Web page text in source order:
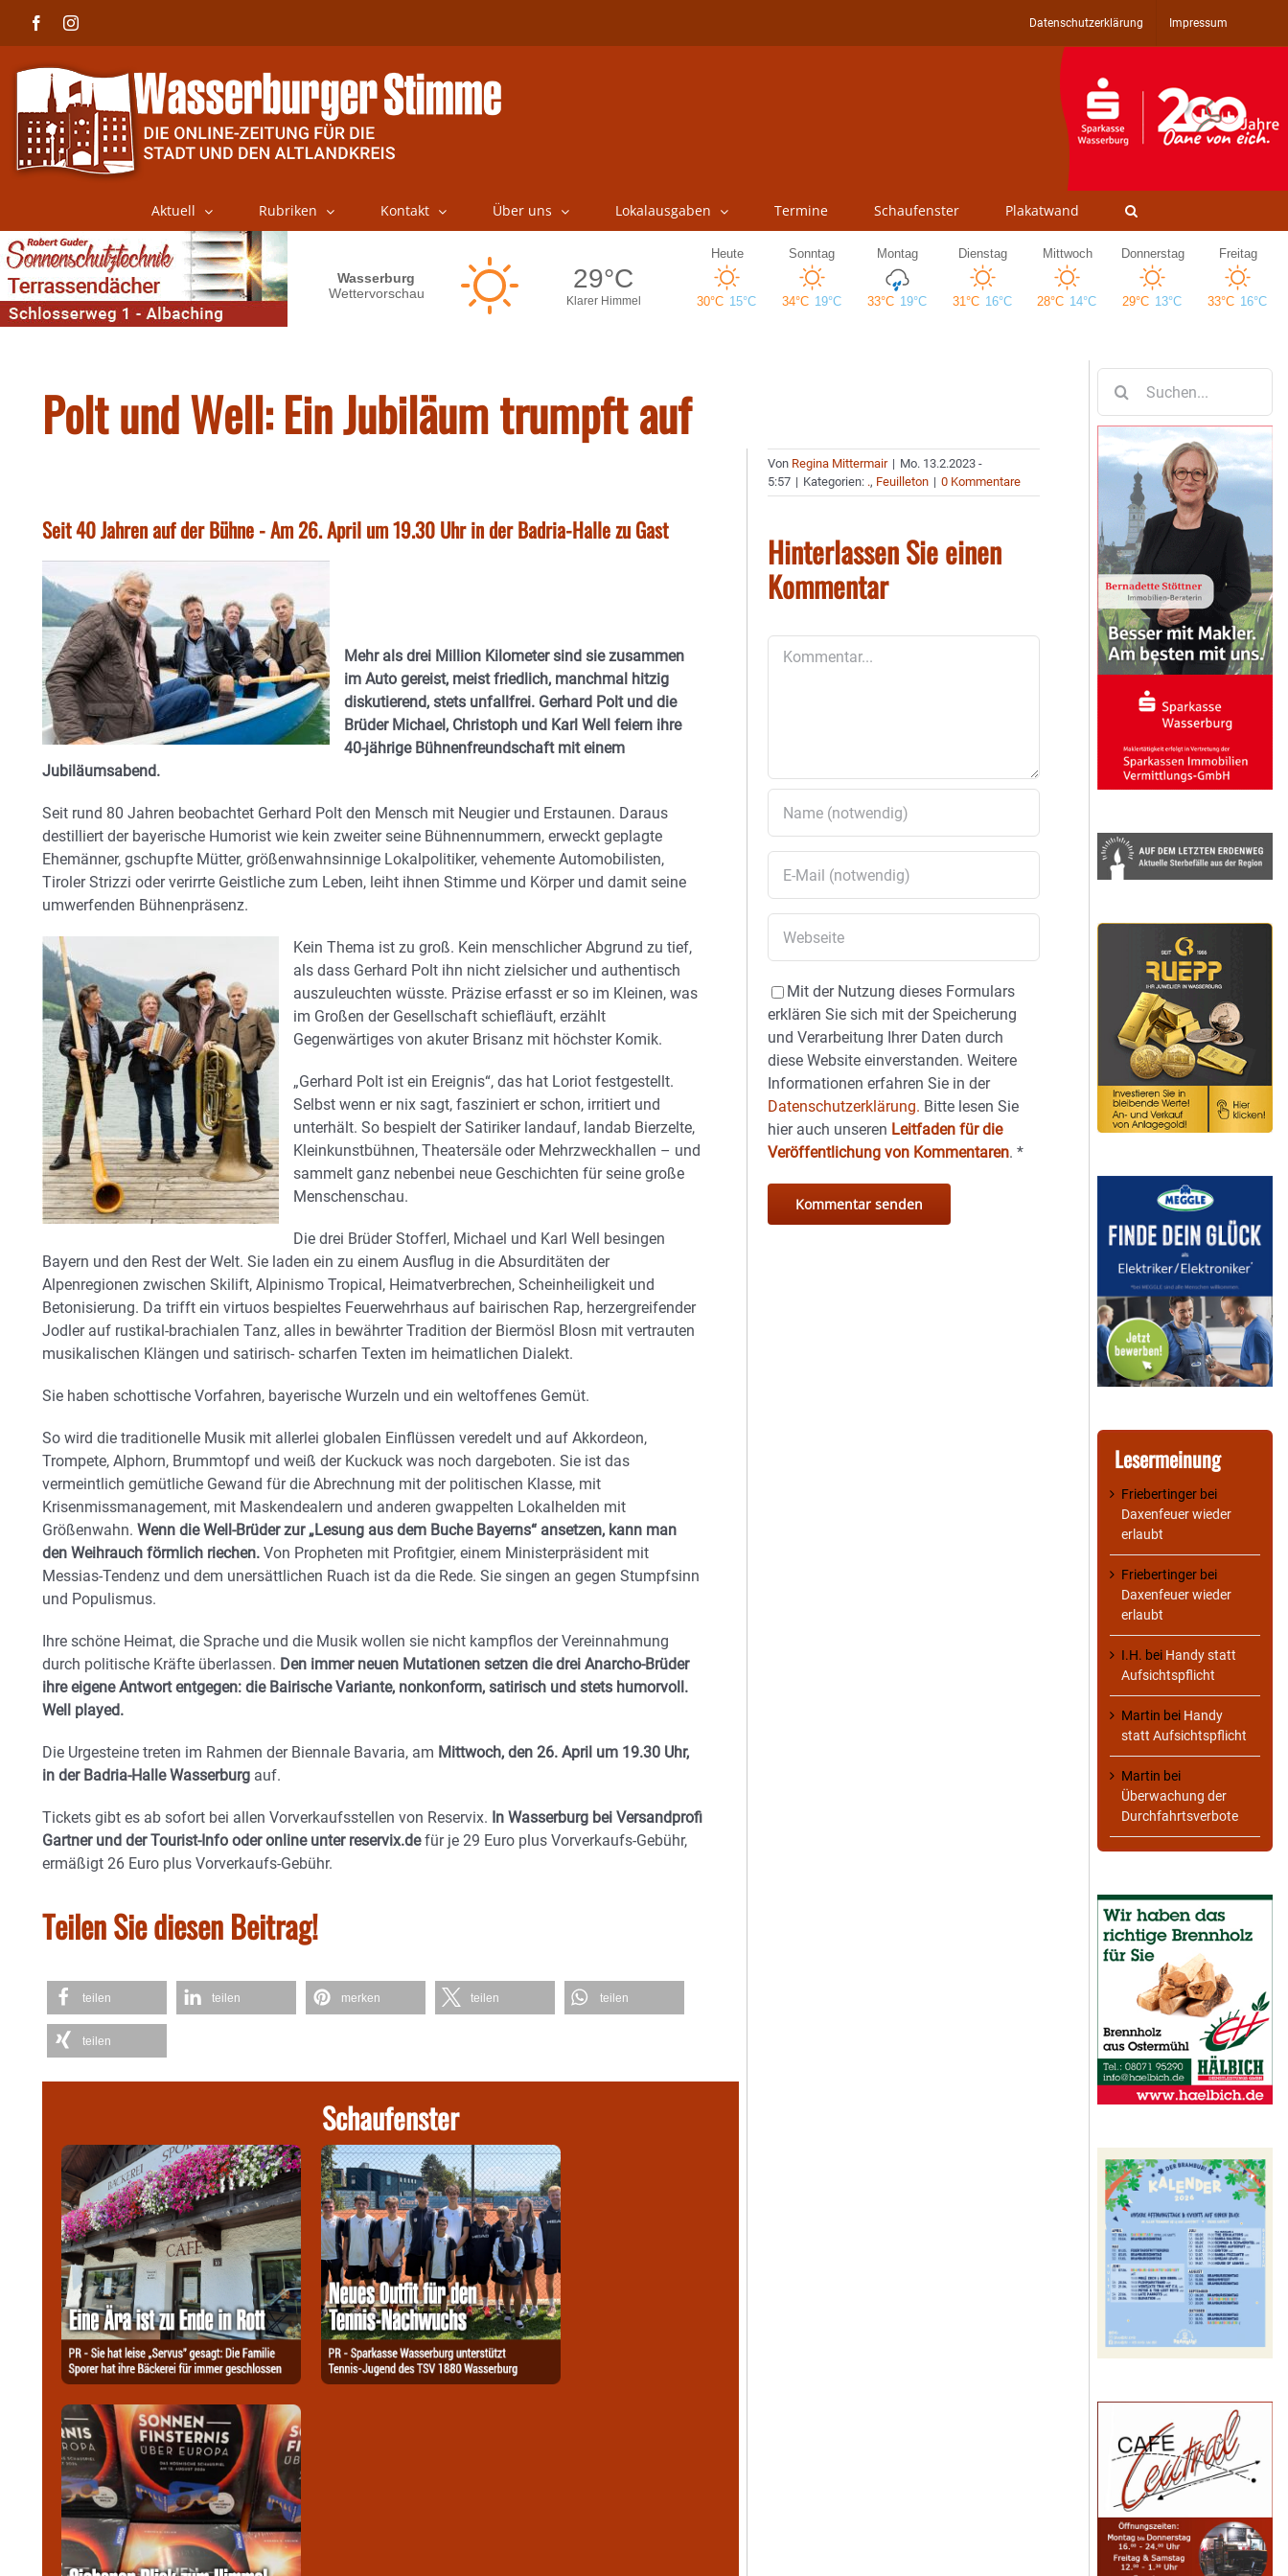
FacebookInstagram Datenschutzerklärung Impressum
Aktuell Rubriken Kontakt Über uns Lokalausgaben Termine Schaufenster Plakatwand
Polt und Well: Ein Jubiläum trumpft auf
Seit 40 Jahren auf der Bühne - Am 26. April um 19.30 Uhr in der Badria-Halle zu Gast
Mehr als drei Million Kilometer sind sie zusammen
im Auto gereist, meist friedlich, manchmal hitzig
diskutierend, stets unfallfrei. Gerhard Polt und die
Brüder Michael, Christoph und Karl Well feiern ihre
40-jährige Bühnenfreundschaft mit einem
Jubiläumsabend.
Seit rund 80 Jahren beobachtet Gerhard Polt den Mensch mit Neugier und Erstaunen. Daraus
destilliert der bayerische Humorist wie kein zweiter seine Bühnennummern, erweckt geplagte
Ehemänner, gschupfte Mütter, größenwahnsinnige Lokalpolitiker, vehemente Automobilisten,
Tiroler Strizzi oder verirrte Geistliche zum Leben, leiht ihnen Stimme und Körper und damit seine
umwerfenden Bühnenpräsenz.
Kein Thema ist zu groß. Kein menschlicher Abgrund zu tief,
als dass Gerhard Polt ihn nicht zielsicher und authentisch
auszuleuchten wüsste. Präzise erfasst er so im Kleinen, was
im Großen der Gesellschaft schiefläuft, erzählt
Gegenwärtiges von akuter Brisanz mit höchster Komik.
„Gerhard Polt ist ein Ereignis“, das hat Loriot festgestellt.
Selbst wenn er nix sagt, fasziniert er schon, irritiert und
unterhält. So bespielt der Satiriker landauf, landab Bierzelte,
Kleinkunstbühnen, Theatersäle oder Mehrzweckhallen – und
sammelt ganz nebenbei neue Geschichten für seine große
Menschenschau.
Die drei Brüder Stofferl, Michael und Karl Well besingen
Bayern und den Rest der Welt. Sie laden ein zu einem Ausflug in die Absurditäten der
Alpenregionen zwischen Skilift, Alpinismo Tropical, Heimatverbrechen, Scheinheiligkeit und
Betonisierung. Da trifft ein virtuos bespieltes Feuerwehrhaus auf bairischen Rap, herzergreifender
Jodler auf rustikal-brachialen Tanz, alles in bewährter Tradition der Biermösl Blosn mit vertrauten
musikalischen Klängen und satirisch- scharfen Texten im heimatlichen Dialekt.
Sie haben schottische Vorfahren, bayerische Wurzeln und ein weltoffenes Gemüt.
So wird die traditionelle Musik mit allerlei globalen Einflüssen veredelt und auf Akkordeon,
Trompete, Alphorn, Brummtopf und weiß der Kuckuck was noch dargeboten. Sie ist das
vermeintlich gemütliche Gewand für die Abrechnung mit der politischen Klasse, mit
Krisenmissmanagement, mit Maskendealern und anderen gwappelten Lokalhelden mit
Größenwahn. Wenn die Well-Brüder zur „Lesung aus dem Buche Bayerns“ ansetzen, kann man
den Weihrauch förmlich riechen. Von Propheten mit Profitgier, einem Ministerpräsident mit
Messias-Tendenz und dem unersättlichen Ruach ist da die Rede. Sie singen an gegen Stumpfsinn
und Populismus.
Ihre schöne Heimat, die Sprache und die Musik wollen sie nicht kampflos der Vereinnahmung
durch politische Kräfte überlassen. Den immer neuen Mutationen setzen die drei Anarcho-Brüder
ihre eigene Antwort entgegen: die Bairische Variante, nonkonform, satirisch und stets humorvoll.
Well played.
Die Urgesteine treten im Rahmen der Biennale Bavaria, am Mittwoch, den 26. April um 19.30 Uhr,
in der Badria-Halle Wasserburg auf.
Tickets gibt es ab sofort bei allen Vorverkaufsstellen von Reservix. In Wasserburg bei Versandprofi
Gartner und der Tourist-Info oder online unter reservix.defür je 29 Euro plus Vorverkaufs-Gebühr,
ermäßigt 26 Euro plus Vorverkaufs-Gebühr.
Teilen Sie diesen Beitrag!
teilen teilen merken teilen teilen
teilen
Schaufenster
Von Regina Mittermair | Mo. 13.2.2023 -
5:57 | Kategorien: ., Feuilleton | 0 Kommentare
Hinterlassen Sie einen
Kommentar
Mit der Nutzung dieses Formulars
erklären Sie sich mit der Speicherung
und Verarbeitung Ihrer Daten durch
diese Website einverstanden. Weitere
Informationen erfahren Sie in der
Datenschutzerklärung. Bitte lesen Sie
hier auch unseren Leitfaden für die
Veröffentlichung von Kommentaren.*
nach:
Lesermeinung
Friebertinger bei
Daxenfeuer wieder
erlaubt
Friebertinger bei
Daxenfeuer wieder
erlaubt
I.H. bei Handy statt
Aufsichtspflicht
Martin bei Handy
statt Aufsichtspflicht
Martin bei
Überwachung der
Durchfahrtsverbote